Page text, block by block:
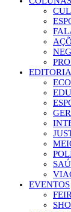
EVENTOS